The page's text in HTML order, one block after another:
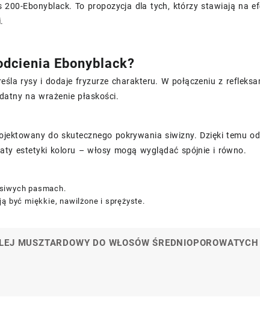
200-Ebonyblack. To propozycja dla tych, którzy stawiają na
Ebonyblack?
rysy i dodaje fryzurze charakteru. W połączeniu z
na wrażenie płaskości.
do skutecznego pokrywania siwizny. Dzięki temu
estetyki koloru – włosy mogą wyglądać spójnie i równo.
pasmach.
być miękkie, nawilżone i sprężyste.
MUSZTARDOWY DO WŁOSÓW